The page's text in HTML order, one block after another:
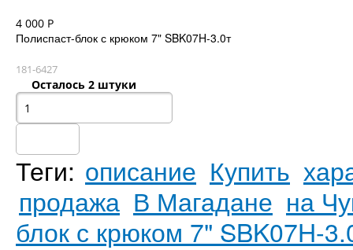
4 000 Р
Полиспаст-блок с крюком 7" SBK07H-3.0т
181-6427
Осталось 2 штуки
Теги: описание Купить
продажа В Магадане на
блок с крюком 7" SBK07H-